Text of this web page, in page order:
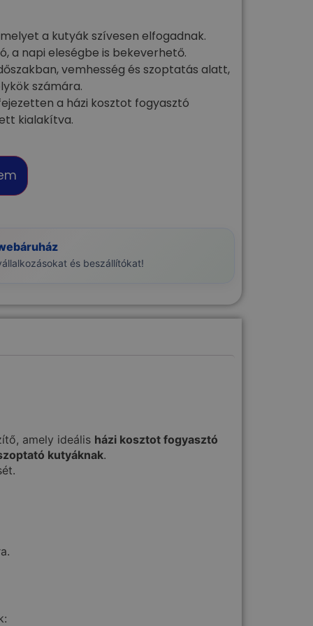
a kutyák szívesen elfogadnak.
a napi eleségbe is bekeverhető.
vemhesség és szoptatás alatt,
számára.
a házi kosztot fogyasztó
kialakítva.
és beszállítókat!
amely ideális házi kosztot fogyasztó
kutyáknak.